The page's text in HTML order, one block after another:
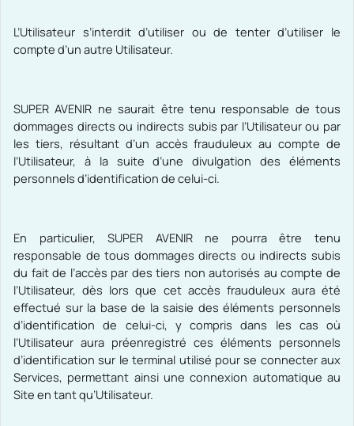
L’Utilisateur s’interdit d’utiliser ou de tenter d’utiliser le
compte d’un autre Utilisateur.
SUPER AVENIR ne saurait être tenu responsable de tous
dommages directs ou indirects subis par l’Utilisateur ou par
les tiers, résultant d’un accès frauduleux au compte de
l’Utilisateur, à la suite d’une divulgation des éléments
personnels d’identification de celui-ci.
En particulier, SUPER AVENIR
ne pourra être tenu
responsable de tous dommages directs ou indirects subis
du fait de l’accès par des tiers non autorisés au compte de
l’Utilisateur, dès lors que cet accès frauduleux aura été
effectué sur la base de la saisie des éléments personnels
d’identification de celui-ci, y compris dans les cas où
l’Utilisateur aura préenregistré ces éléments personnels
d’identification sur le terminal utilisé pour se connecter aux
Services, permettant ainsi une connexion automatique au
Site en tant qu’Utilisateur.